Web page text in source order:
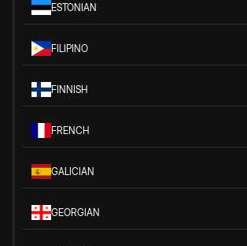
ESTONIAN
FILIPINO
FINNISH
FRENCH
GALICIAN
GEORGIAN